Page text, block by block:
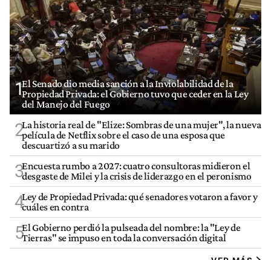
1El Senado dio media sanción a la Inviolabilidad de la
Propiedad Privada: el Gobierno tuvo que ceder en la Ley
del Manejo del Fuego
2La historia real de "Elize: Sombras de una mujer", la nueva
película de Netflix sobre el caso de una esposa que
descuartizó a su marido
3Encuesta rumbo a 2027: cuatro consultoras midieron el
desgaste de Milei y la crisis de liderazgo en el peronismo
4Ley de Propiedad Privada: qué senadores votaron a favor y
cuáles en contra
5El Gobierno perdió la pulseada del nombre: la "Ley de
Tierras" se impuso en toda la conversación digital